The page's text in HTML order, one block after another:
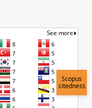
Scopus
citedness